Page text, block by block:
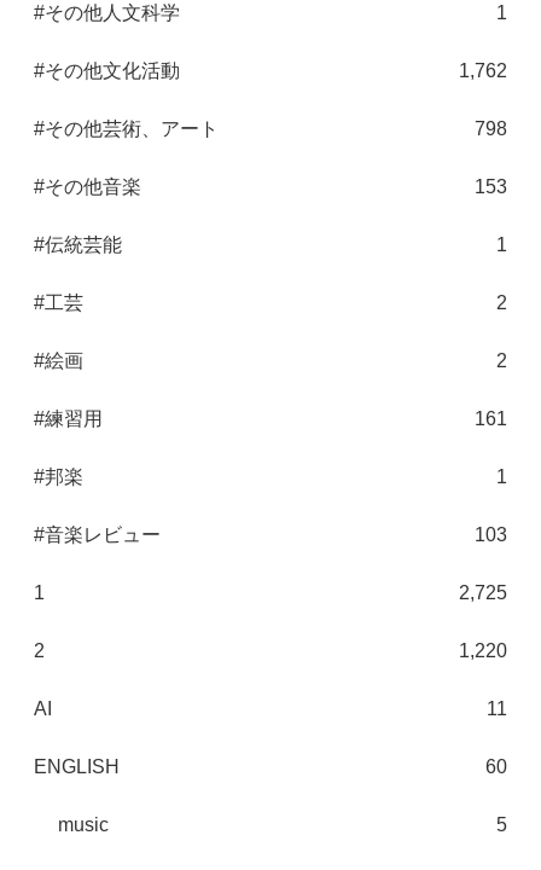
#その他人文科学 1
#その他文化活動 1,762
#その他芸術、アート 798
#その他音楽 153
#伝統芸能 1
#工芸 2
#絵画 2
#練習用 161
#邦楽 1
#音楽レビュー 103
1 2,725
2 1,220
AI 11
ENGLISH 60
music 5